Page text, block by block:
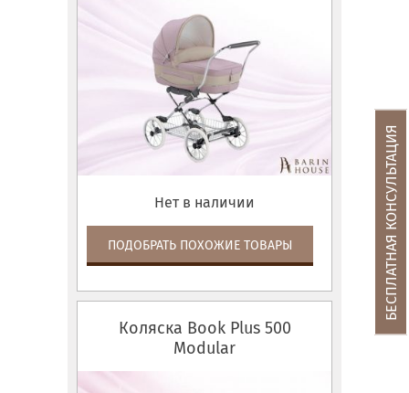
Нет в наличии
ПОДОБРАТЬ ПОХОЖИЕ ТОВАРЫ
Коляска Book Plus 500
Modular
БЕСПЛАТНАЯ КОНСУЛЬТАЦИЯ